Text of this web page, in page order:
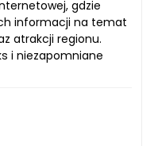
gdzie
informacji na temat
atrakcji regionu.
i niezapomniane